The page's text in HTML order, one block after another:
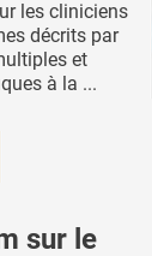
les cliniciens
décrits par
et
à la ...
sur le